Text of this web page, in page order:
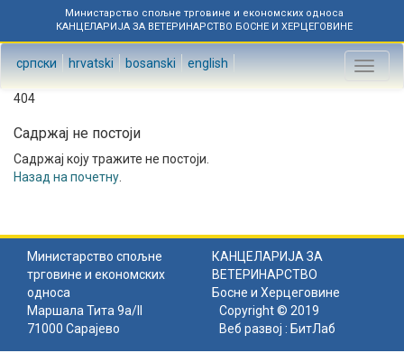
Министарство спољне трговине и економских односа
КАНЦЕЛАРИЈА ЗА ВЕТЕРИНАРСТВО БОСНЕ И ХЕРЦЕГОВИНЕ
српски hrvatski bosanski english
Toggle
404
Садржај не постоји
Садржај коју тражите не постоји.
Назад на почетну
Министарство спољне
трговине и економских
односа
КАНЦЕЛАРИЈА ЗА
ВЕТЕРИНАРСТВО
Босне и Херцеговине
Маршала Тита 9а/II
71000 Сарајево
Copyright © 2019
Веб развој : БитЛаб